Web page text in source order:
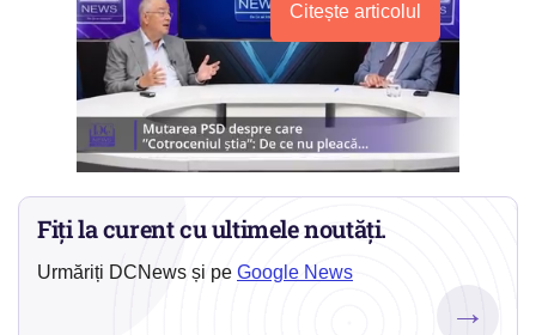
Citește articolul
Fiți la curent cu ultimele noutăți.
Urmăriți DCNews și pe Google News
→